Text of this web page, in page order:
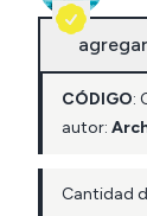
CÓDIGO:
autor:
Cantidad